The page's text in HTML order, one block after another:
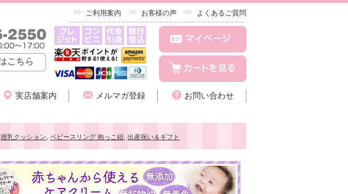
ご利用案内 お客様の声 よくあるご質問
実店舗案内 メルマガ登録 お問い合わせ
授乳クッション ベビースリング 抱っこ紐 出産祝い＆ギフト